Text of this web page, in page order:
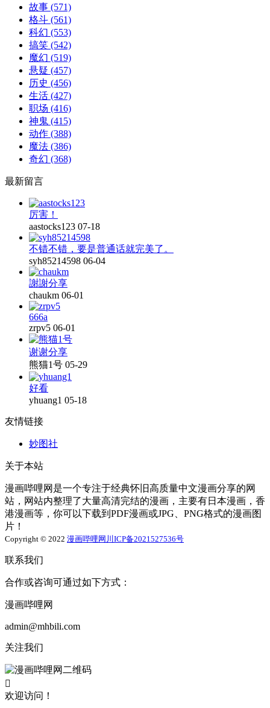
故事 (571)
格斗 (561)
科幻 (553)
搞笑 (542)
魔幻 (519)
悬疑 (457)
历史 (456)
生活 (427)
职场 (416)
神鬼 (415)
动作 (388)
魔法 (386)
奇幻 (368)
最新留言
厉害！
aastocks123 07-18
不错不错，要是普通话就完美了。
syh85214598 06-04
謝謝分享
chaukm 06-01
666a
zrpv5 06-01
谢谢分享
熊猫1号 05-29
好看
yhuang1 05-18
友情链接
妙图社
关于本站
漫画哔哩网是一个专注于经典怀旧高质量中文漫画分享的网
站，网站内整理了大量高清完结的漫画，主要有日本漫画，香
港漫画等，你可以下载到PDF漫画或JPG、PNG格式的漫画图
片！
Copyright © 2022 漫画哔哩网 川ICP备2021527536号
联系我们
合作或咨询可通过如下方式：
漫画哔哩网
admin@mhbili.com
关注我们

欢迎访问！